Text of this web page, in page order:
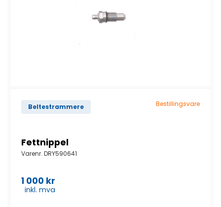
Beltestrammere Bestillingsvare
Fettnippel
Varenr. DRY590641
1 000 kr
inkl. mva